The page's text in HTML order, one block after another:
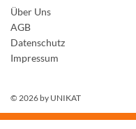
Über Uns
AGB
Datenschutz
Impressum
© 2026 by UNIKAT